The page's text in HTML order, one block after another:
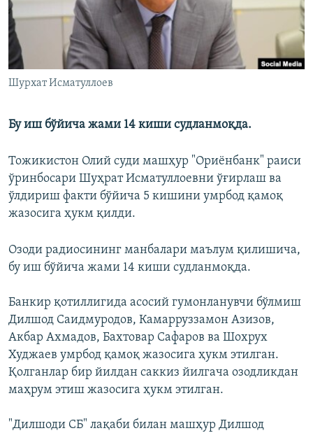
Шурхат Исматуллоев
Бу иш бўйича жами 14 киши судланмоқда.
Тожикистон Олий суди машҳур "Ориёнбанк" раиси
ўринбосари Шуҳрат Исматуллоевни ўғирлаш ва
ўлдириш факти бўйича 5 кишини умрбод қамоқ
жазосига ҳукм қилди.
Озоди радиосининг манбалари маълум қилишича,
бу иш бўйича жами 14 киши судланмоқда.
Банкир қотиллигида асосий гумонланувчи бўлмиш
Дилшод Саидмуродов, Камарруззамон Азизов,
Акбар Ахмадов, Бахтовар Сафаров ва Шохрух
Худжаев умрбод қамоқ жазосига ҳукм этилган.
Қолганлар бир йилдан саккиз йилгача озодликдан
маҳрум этиш жазосига ҳукм этилган.
"Дилшоди СБ" лақаби билан машҳур Дилшод